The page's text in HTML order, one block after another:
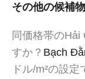
その他の候補物
同価格帯の
すか？ Bạch
ドル/m²の設